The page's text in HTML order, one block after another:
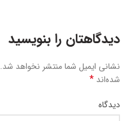
دیدگاهتان را بنویسید
نشانی ایمیل شما منتشر نخواهد شد.
شده‌اند *
دیدگاه